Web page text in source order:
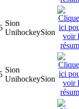
Sion
UnihockeySion
Sion
UnihockeySion